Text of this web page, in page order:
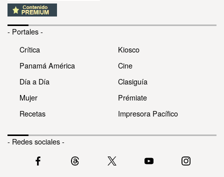
- Portales -
Crítica
Panamá América
Día a Día
Mujer
Recetas
Kiosco
Cine
Clasiguía
Prémiate
Impresora Pacífico
- Redes sociales -